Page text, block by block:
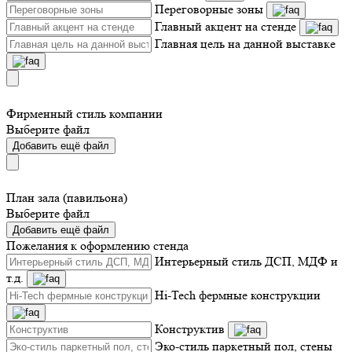
Переговорные зоны
Главный акцент на стенде
Главная цель на данной выставке
Фирменный стиль компании
Выберите файл
Добавить ещё файл
План зала (павильона)
Выберите файл
Добавить ещё файл
Пожелания к оформлению стенда
Интерьерный стиль ДСП, МДФ и
т.д.
Hi-Tech фермные конструкции
Конструктив
Эко-стиль паркетный пол, стены